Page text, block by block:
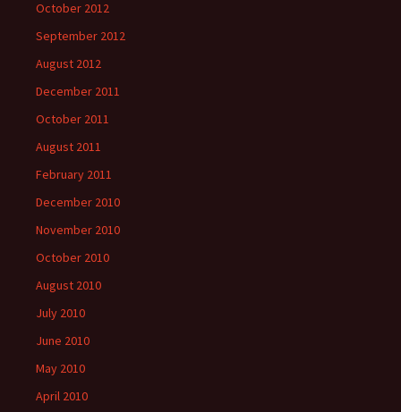
October 2012
September 2012
August 2012
December 2011
October 2011
August 2011
February 2011
December 2010
November 2010
October 2010
August 2010
July 2010
June 2010
May 2010
April 2010